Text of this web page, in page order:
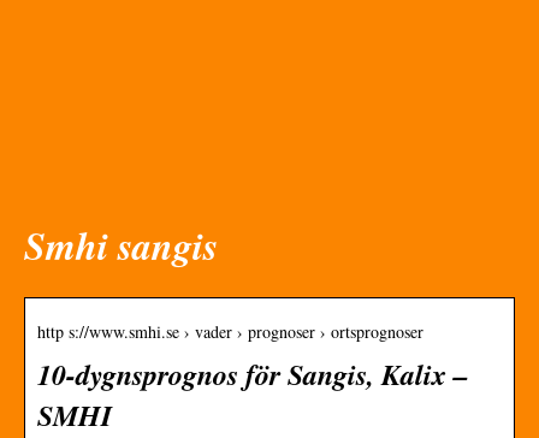
Smhi sangis
http s://www.smhi.se › vader › prognoser › ortsprognoser
10-dygnsprognos för Sangis, Kalix –
SMHI